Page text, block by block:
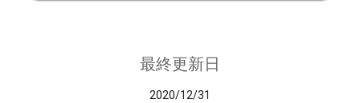
最終更新日
2020/12/31